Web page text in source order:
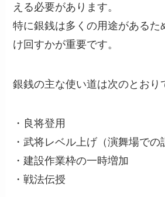
える必要があります。
特に銀銭は多くの用途があるた
け回すかが重要です。
銀銭の主な使い道は次のとおり
・良将登用
・武将レベル上げ（演舞場での
・建設作業枠の一時増加
・戦法伝授